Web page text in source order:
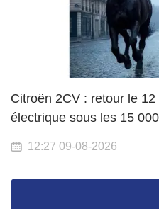
Citroën 2CV : retour le
électrique sous les 15
12:27 09-08-2026